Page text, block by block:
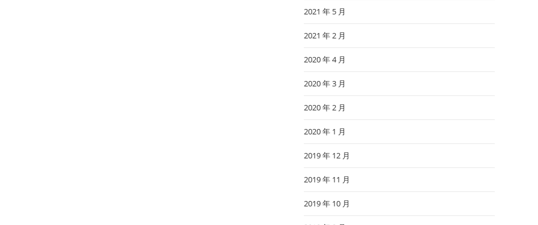
2021 年 5 月
2021 年 2 月
2020 年 4 月
2020 年 3 月
2020 年 2 月
2020 年 1 月
2019 年 12 月
2019 年 11 月
2019 年 10 月